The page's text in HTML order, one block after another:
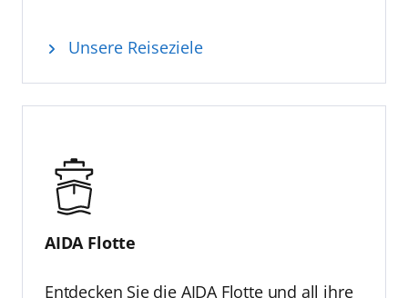
Unsere Reiseziele
AIDA Flotte
Entdecken Sie die AIDA Flotte und all ihre